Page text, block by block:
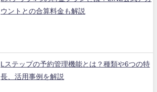
ウントとの合算料金も解説
Lステップの予約管理機能とは？種類や6つの特
長、活用事例を解説